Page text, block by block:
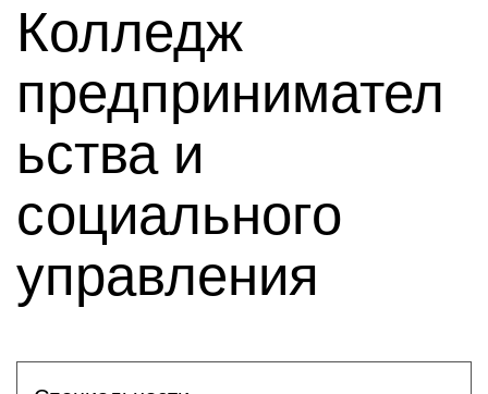
Колледж
предпринимател
ьства и
социального
управления